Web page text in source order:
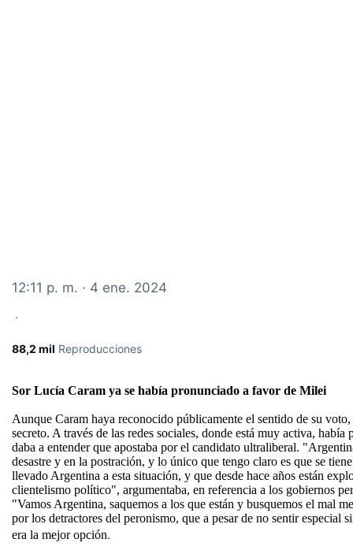
12:11 p. m. · 4 ene. 2024
·
88,2 mil Reproducciones
Sor Lucía Caram ya se había pronunciado a favor de Milei
Aunque Caram haya reconocido públicamente el sentido de su
secreto. A través de las redes sociales, donde está muy activa,
daba a entender que apostaba por el candidato ultraliberal.
desastre y en la postración, y lo único que tengo claro es que se
llevado Argentina a esta situación, y que desde hace años están
clientelismo político", argumentaba, en referencia a los gobiernos
"Vamos Argentina, saquemos a los que están y busquemos el mal
por los detractores del peronismo, que a pesar de no sentir especial
era la mejor opción.